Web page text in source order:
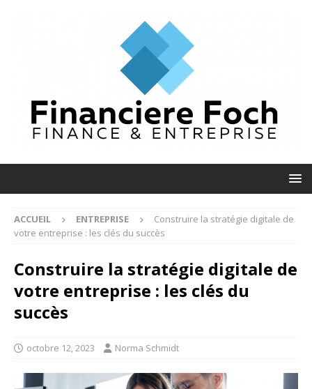
ACCUEIL ENTREPRISE
Construire la stratégie digitale de
votre entreprise : les clés du succès
Construire la stratégie digitale de
votre entreprise : les clés du
succès
octobre 12, 2023 Norma Schmidt